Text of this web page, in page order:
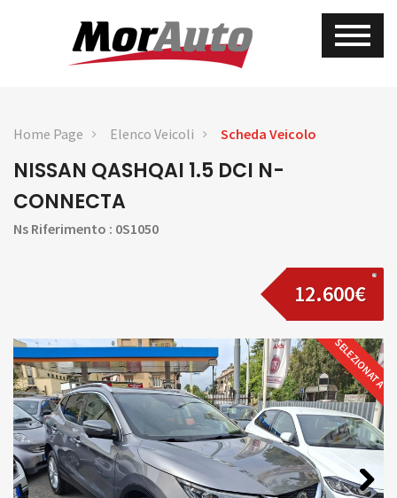
Home Page Elenco Veicoli Scheda Veicolo
NISSAN QASHQAI 1.5 DCI N-
CONNECTA
Ns Riferimento : 0S1050
12.600€
SELEZIONATA